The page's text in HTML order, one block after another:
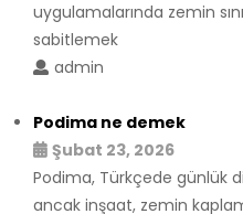
uygulamalarında zemin
sabitlemek
admin
Podima ne demek
Şubat 23, 2026
Podima, Türkçede günlük
ancak inşaat, zemin